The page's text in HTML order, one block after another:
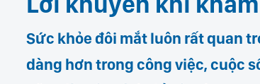
Sức khỏe đôi mắt luôn rất quan
dàng hơn trong công việc, cuộc